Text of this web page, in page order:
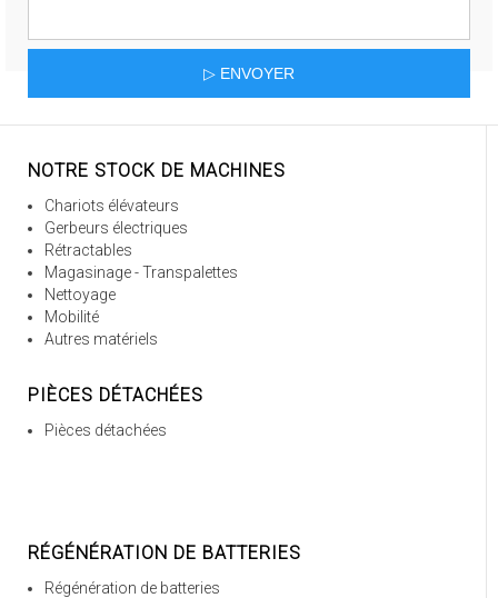
NOTRE STOCK DE MACHINES
Chariots élévateurs
Gerbeurs électriques
Rétractables
Magasinage - Transpalettes
Nettoyage
Mobilité
Autres matériels
PIÈCES DÉTACHÉES
Pièces détachées
RÉGÉNÉRATION DE BATTERIES
Régénération de batteries